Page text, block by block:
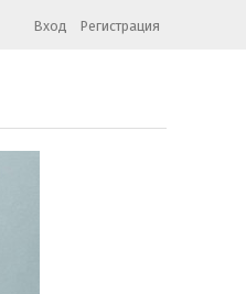
Вход Регистрация